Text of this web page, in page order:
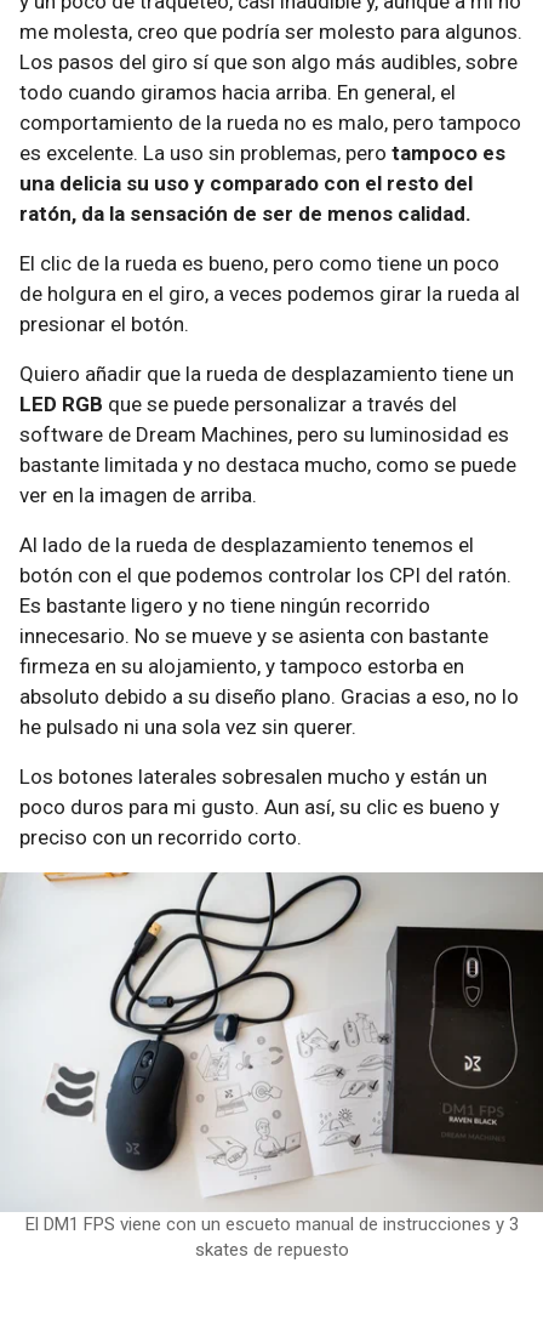
me molesta, creo que podría ser molesto para algunos.
Los pasos del giro sí que son algo más audibles, sobre
todo cuando giramos hacia arriba. En general, el
comportamiento de la rueda no es malo, pero tampoco
es excelente. La uso sin problemas, pero tampoco es
una delicia su uso y comparado con el resto del
ratón, da la sensación de ser de menos calidad.
El clic de la rueda es bueno, pero como tiene un poco
de holgura en el giro, a veces podemos girar la rueda al
presionar el botón.
Quiero añadir que la rueda de desplazamiento tiene un
LED RGB que se puede personalizar a través del
software de Dream Machines, pero su luminosidad es
bastante limitada y no destaca mucho, como se puede
ver en la imagen de arriba.
Al lado de la rueda de desplazamiento tenemos el
botón con el que podemos controlar los CPI del ratón.
Es bastante ligero y no tiene ningún recorrido
innecesario. No se mueve y se asienta con bastante
firmeza en su alojamiento, y tampoco estorba en
absoluto debido a su diseño plano. Gracias a eso, no lo
he pulsado ni una sola vez sin querer.
Los botones laterales sobresalen mucho y están un
poco duros para mi gusto. Aun así, su clic es bueno y
preciso con un recorrido corto.
El DM1 FPS viene con un escueto manual de instrucciones y 3
skates de repuesto